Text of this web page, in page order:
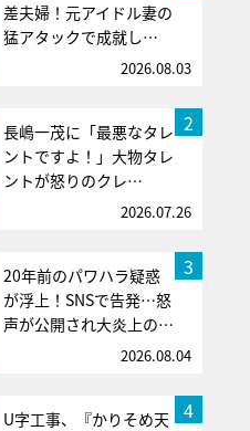
差夫婦！元アイドル妻の
猛アタックで成就し…
2026.08.03
2
長嶋一茂に「最悪なタレ
ントですよ！」大物タレ
ントが怒りのクレ…
2026.07.26
3
20年前のパワハラ疑惑
が浮上！SNSで告発…怒
声が公開され大炎上の…
2026.08.04
4
U字工事、『かりそめ天